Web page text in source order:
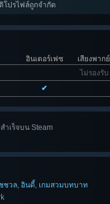
ปรไฟล์ถูกจำกัด
อินเตอร์เฟซ
เสียงพากย์
ไม่รองรับ
✔
ำเร็จบน Steam
ชวล, อินดี้, เกมสวมบทบาท